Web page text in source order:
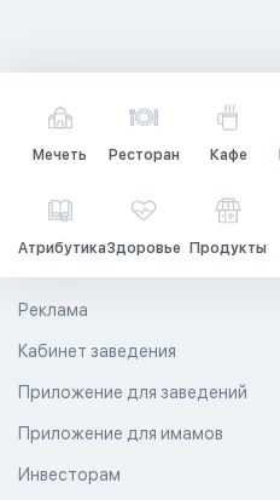
Мечеть Ресторан Кафе
АтрибутикаЗдоровье Продукты
Реклама
Кабинет заведения
Приложение для заведений
Приложение для имамов
Инвесторам